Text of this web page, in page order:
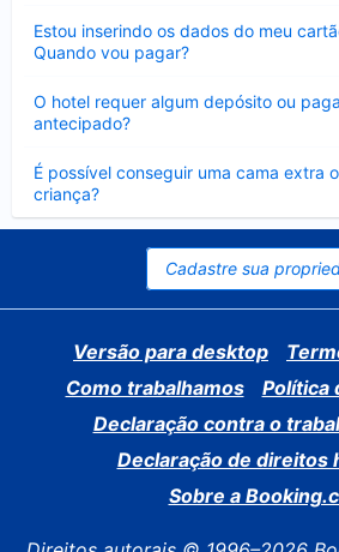
Estou inserindo os dados do meu
Quando vou pagar?
O hotel requer algum depósito ou
antecipado?
É possível conseguir uma cama extra
criança?
Contraído
Cadastre sua
Versão para desktop
Como trabalhamos
Política
Declaração contra o
Declaração de direitos
Sobre a